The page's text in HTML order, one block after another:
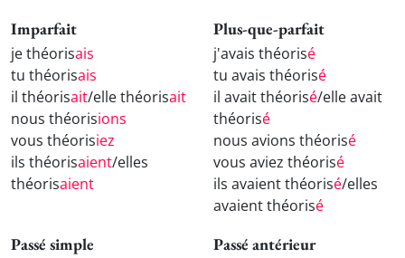
Imparfait
je théorisais
tu théorisais
il théorisait/elle théorisait
nous théorisions
vous théorisiez
ils théorisaient/elles
théorisaient
Plus-que-parfait
j'avais théorisé
tu avais théorisé
il avait théorisé/elle avait
théorisé
nous avions théorisé
vous aviez théorisé
ils avaient théorisé/elles
avaient théorisé
Passé simple Passé antérieur